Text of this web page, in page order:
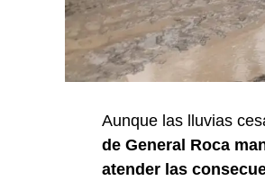
Aunque las lluvias
de General Roca
atender las